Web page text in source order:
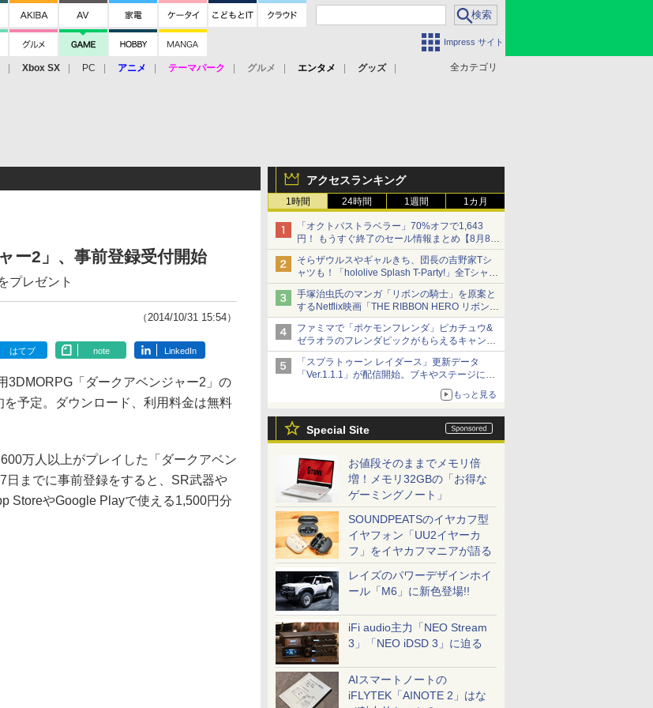
Impress サイト
全カテゴリ
Xbox SX PC アニメ テーマパーク グルメ エンタメ
グッズ
アクセスランキング
1時間 24時間 1週間 1カ月
「オクトパストラベラー」70%オフで1,643
円！ もうすぐ終了のセール情報まとめ【8月8日
更新】
ニンテンドーeショップでは「大神 絶景版」が
67%オフで990円
そらザウルスやギャルきち、団長の吉野家Tシ
ャツも！「hololive Splash T-Party!」全Tシャツ
ラインナップ公開＆オンライン販売開始
手塚治虫氏のマンガ「リボンの騎士」を原案と
するNetflix映画「THE RIBBON HERO リボンヒ
ーロー」本日配信開始
ファミマで「ポケモンフレンダ」ピカチュウ&
ゼラオラのフレンダピックがもらえるキャンペ
ーン開催！
「スプラトゥーン レイダース」更新データ
「Ver.1.1.1」が配信開始。ブキやステージに関
もっと見る
Special Site
お値段そのままでメモリ倍
増！メモリ32GBの「お得な
ゲーミングノート」
SOUNDPEATSのイヤカフ型
イヤフォン「UU2イヤーカ
フ」をイヤカフマニアが語る
レイズのパワーデザインホイ
ール「M6」に新色登場!!
iFi audio主力「NEO Stream
3」「NEO iDSD 3」に迫る
AIスマートノートの
iFLYTEK「AINOTE 2」はな
ー2」、事前登録受付開始
プレゼント
（2014/10/31 15:54）
はてブ note LinkedIn
「ダークアベンジャー2」の
予定。ダウンロード、利用料金は無料
万人以上がプレイした「ダークアベン
日までに事前登録をすると、SR武器や
StoreやGoogle Playで使える1,500円分